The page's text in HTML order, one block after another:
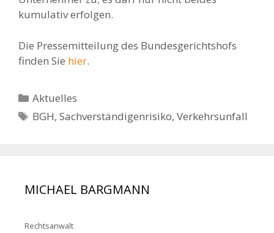
kumulativ erfolgen.
Die Pressemitteilung des Bundesgerichtshofs
finden Sie hier.
Kategorien
Aktuelles
Schlagwörter
BGH,Sachverständigenrisiko,Verkehrsunfall
MICHAEL BARGMANN
Rechtsanwalt